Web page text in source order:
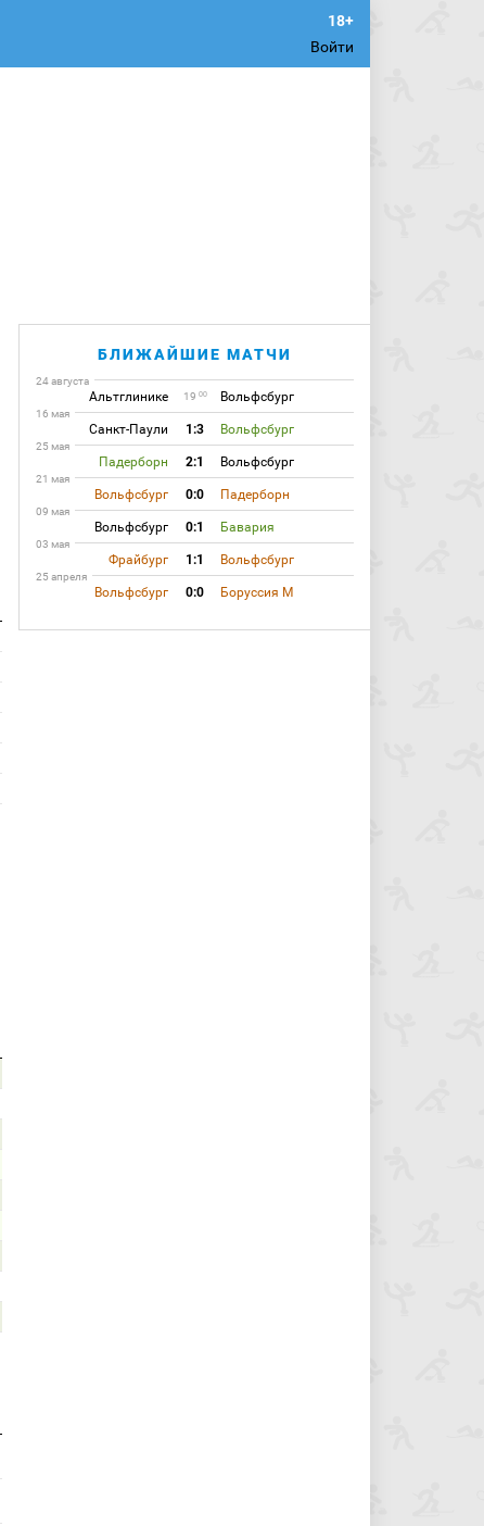
Войти
БЛИЖАЙШИЕ МАТЧИ
24 августа
Альтглинике 19 00 Вольфсбург
16 мая
Санкт-Паули 1:3 Вольфсбург
25 мая
Падерборн 2:1 Вольфсбург
21 мая
Вольфсбург 0:0 Падерборн
09 мая
Вольфсбург 0:1 Бавария
03 мая
Фрайбург 1:1 Вольфсбург
25 апреля
Вольфсбург 0:0 Боруссия М